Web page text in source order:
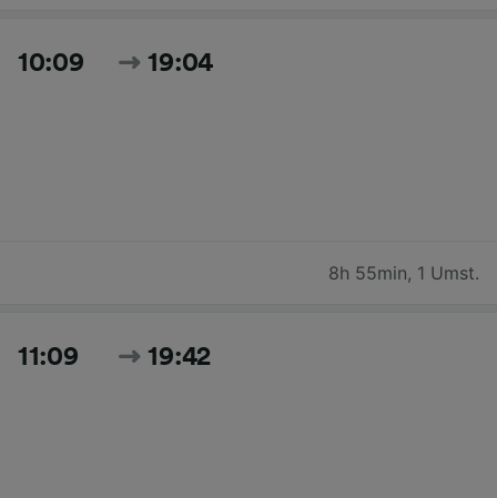
10:09 19:04
8h 55min, 1 Umst.
11:09 19:42